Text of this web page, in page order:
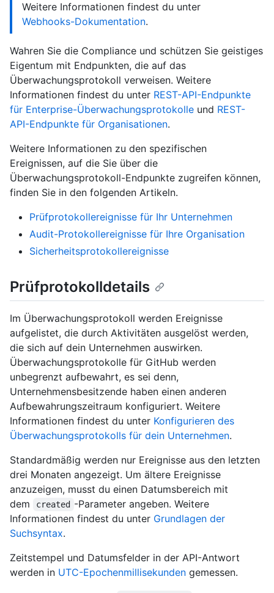
Weitere Informationen findest du unter
Webhooks-Dokumentation.
Wahren Sie die Compliance und schützen Sie geistiges
Eigentum mit Endpunkten, die auf das
Überwachungsprotokoll verweisen. Weitere
Informationen findest du unter REST-API-Endpunkte
für Enterprise-Überwachungsprotokolle und REST-
API-Endpunkte für Organisationen.
Weitere Informationen zu den spezifischen
Ereignissen, auf die Sie über die
Überwachungsprotokoll-Endpunkte zugreifen können,
finden Sie in den folgenden Artikeln.
Prüfprotokollereignisse für Ihr Unternehmen
Audit-Protokollereignisse für Ihre Organisation
Sicherheitsprotokollereignisse
Prüfprotokolldetails
Im Überwachungsprotokoll werden Ereignisse
aufgelistet, die durch Aktivitäten ausgelöst werden,
die sich auf dein Unternehmen auswirken.
Überwachungsprotokolle für GitHub werden
unbegrenzt aufbewahrt, es sei denn,
Unternehmensbesitzende haben einen anderen
Aufbewahrungszeitraum konfiguriert. Weitere
Informationen findest du unter Konfigurieren des
Überwachungsprotokolls für dein Unternehmen.
Standardmäßig werden nur Ereignisse aus den letzten
drei Monaten angezeigt. Um ältere Ereignisse
anzuzeigen, musst du einen Datumsbereich mit
dem
created -Parameter angeben. Weitere
Informationen findest du unter Grundlagen der
Suchsyntax.
Zeitstempel und Datumsfelder in der API-Antwort
werden in UTC-Epochenmillisekunden gemessen.